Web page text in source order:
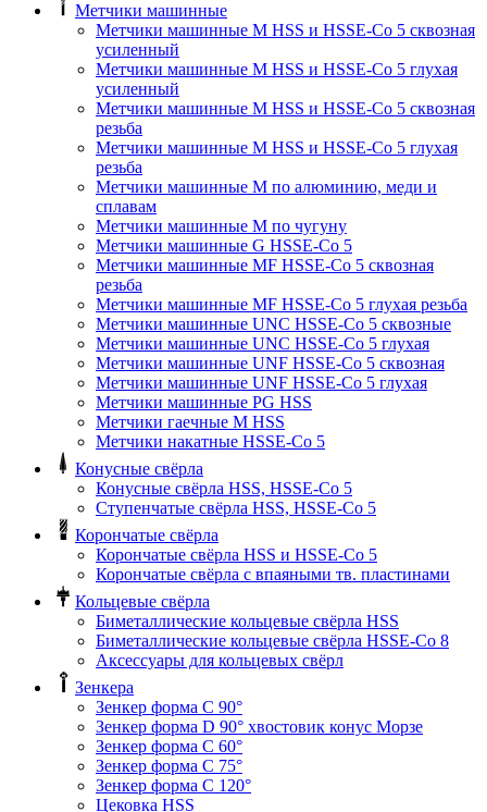
Метчики машинные
Метчики машинные M HSS и HSSE-Co 5 сквозная
усиленный
Метчики машинные M HSS и HSSE-Co 5 глухая
усиленный
Метчики машинные M HSS и HSSE-Co 5 сквозная
резьба
Метчики машинные M HSS и HSSE-Co 5 глухая
резьба
Метчики машинные M по алюминию, меди и
сплавам
Метчики машинные M по чугуну
Метчики машинные G HSSE-Co 5
Метчики машинные MF HSSE-Co 5 сквозная
резьба
Метчики машинные MF HSSE-Co 5 глухая резьба
Метчики машинные UNC HSSE-Co 5 сквозные
Метчики машинные UNC HSSE-Co 5 глухая
Метчики машинные UNF HSSE-Co 5 сквозная
Метчики машинные UNF HSSE-Co 5 глухая
Метчики машинные PG HSS
Метчики гаечные M HSS
Метчики накатные HSSE-Co 5
Конусные свёрла
Конусные свёрла HSS, HSSE-Co 5
Ступенчатые свёрла HSS, HSSE-Co 5
Корончатые свёрла
Корончатые свёрла HSS и HSSE-Co 5
Корончатые свёрла с впаяными тв. пластинами
Кольцевые свёрла
Биметаллические кольцевые свёрла HSS
Биметаллические кольцевые свёрла HSSE-Co 8
Аксессуары для кольцевых свёрл
Зенкера
Зенкер форма С 90°
Зенкер форма D 90° хвостовик конус Морзе
Зенкер форма С 60°
Зенкер форма С 75°
Зенкер форма С 120°
Цековка HSS